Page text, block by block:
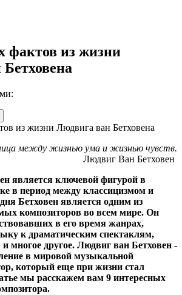
фактов из жизни
между жизнью ума и жизнью чувств.
Людвиг Ван Бетховен
является ключевой фигурой в
в период между классицизмом и
Бетховен является одним из
композиторов во всем мире. Он
в его время жанрах,
к драматическим спектаклям,
многое другое. Людвиг ван Бетховен -
в мировой музыкальной
который еще при жизни стал
мы расскажем вам 9 интересных